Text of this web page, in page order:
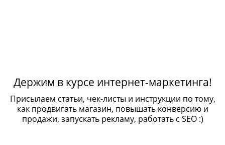
Держим в курсе интернет-маркетинга!
Присылаем статьи, чек-листы и инструкции по тому,
как продвигать магазин, повышать конверсию и
продажи, запускать рекламу, работать с SEO :)